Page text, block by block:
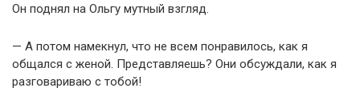
Он поднял на Ольгу мутный взгляд.
— А потом намекнул, что не всем понравилось, как я
общался с женой. Представляешь? Они обсуждали, как я
разговариваю с тобой!